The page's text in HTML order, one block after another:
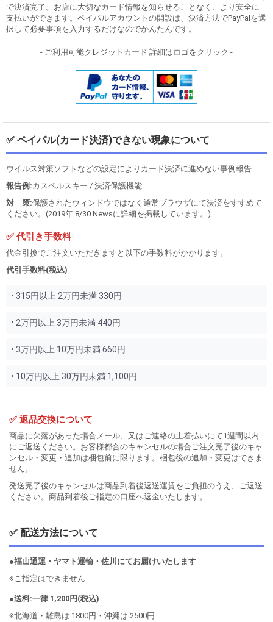
で決済完了。お店に大切なカード情報を知らせることなく、より安全に
支払いができます。ペイパルアカウントの開設は、決済方法でPayPalを選
択して必要事項を入力するだけなのでかんたんです。
- ご利用可能クレジットカード 詳細はロゴをクリック -
✅ ペイパル(カード決済)できない現象について
ウイルス対策ソフトなどの設定によりカード決済に進めない事例報告
報告例:カスペルスキー / 決済保護機能
対 策:保護されたウィンドウではなく通常ブラウザにて決済をすすめて
ください。(2019年 8/30 Newsに詳細を掲載しています。)
✅ 代引き手数料
代金引換でご注文いただきますと以下の手数料がかかります。
代引手数料(税込)
• 315円以上 2万円未満 330円
• 2万円以上 3万円未満 440円
• 3万円以上 10万円未満 660円
• 10万円以上 30万円未満 1,100円
✅ 返品交換について
商品に欠落があった場合メール、又はご連絡の上着払いにて1週間以内
にご返送ください。お客様都合のキャンセルの場合ご注文完了後のキャ
ンセル・変更・追加は梱包前に限ります。梱包後の追加・変更はできま
せん。
発送完了後のキャンセルは商品到着後返送運賃をご負担のうえ、ご返送
ください。商品到着後ご指定の口座へ返金いたします。
✅ 配送方法について
●福山通運・ヤマト運輸・佐川にてお届けいたします
※ご指定はできません
●送料:一律 1,200円(税込)
※北海道・離島は 1800円・沖縄は 2500円